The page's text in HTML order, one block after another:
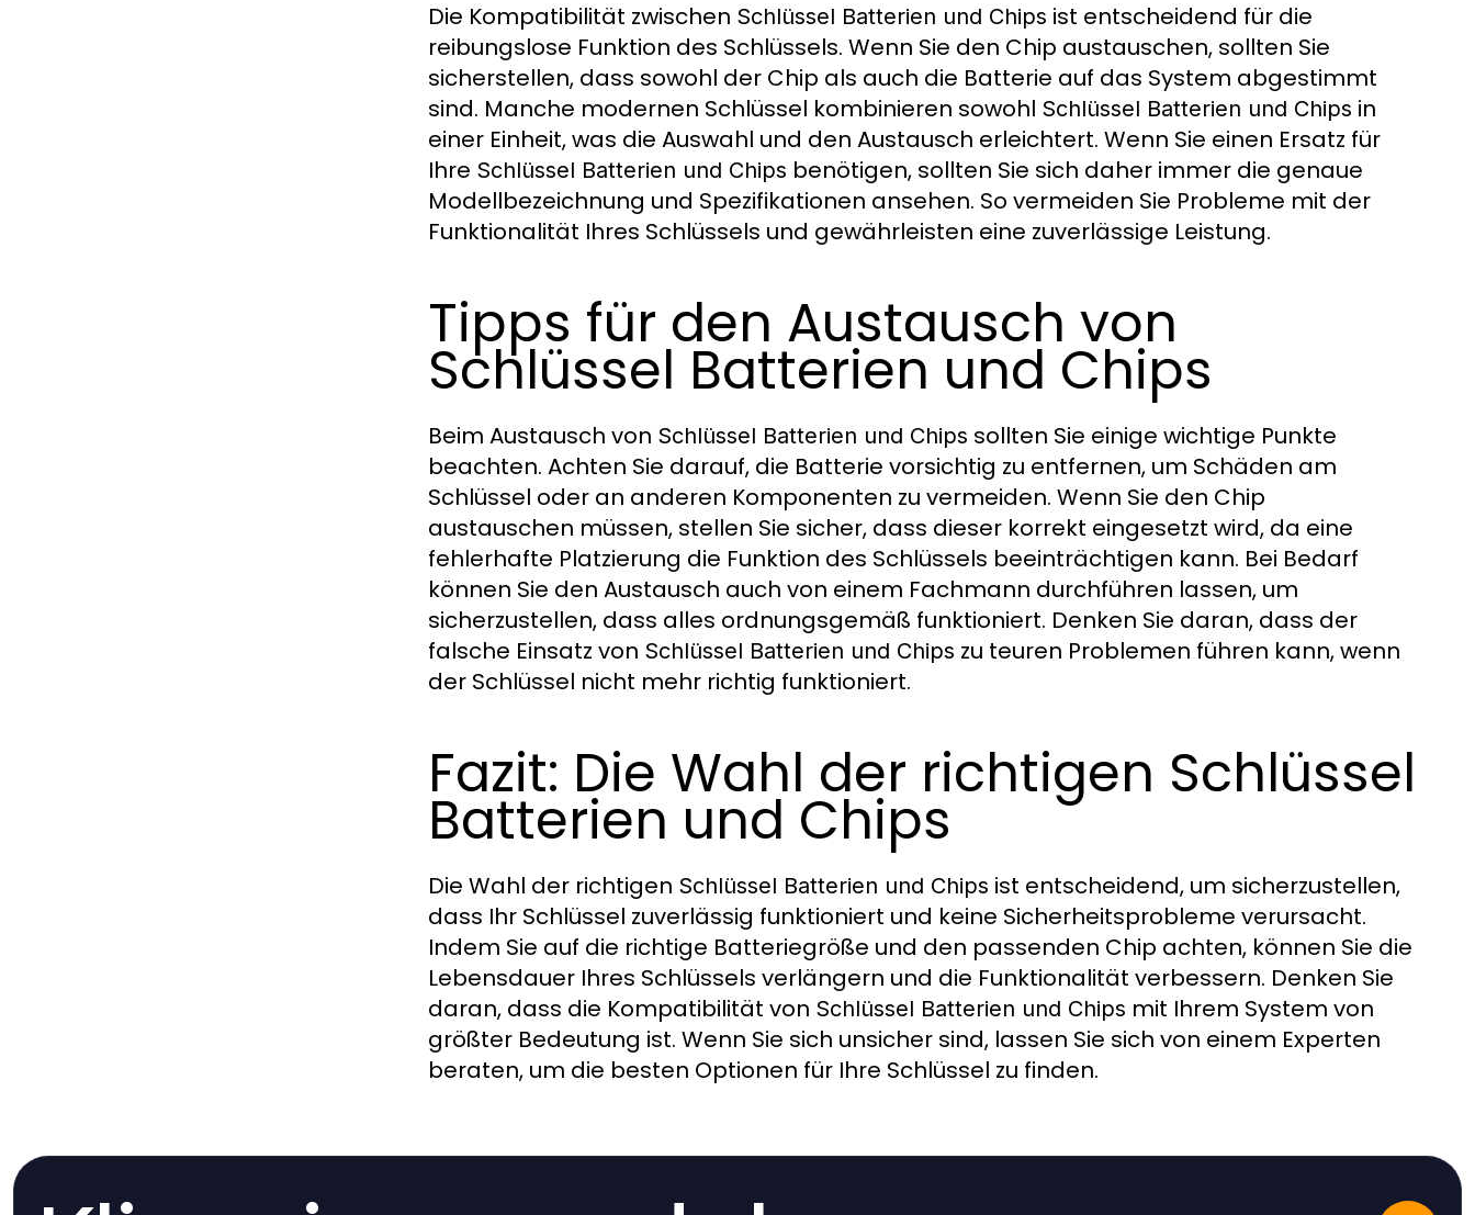
Die Kompatibilität zwischen Schlüssel Batterien und Chips ist entscheidend für die
reibungslose Funktion des Schlüssels. Wenn Sie den Chip austauschen, sollten Sie
sicherstellen, dass sowohl der Chip als auch die Batterie auf das System abgestimmt
sind. Manche modernen Schlüssel kombinieren sowohl Schlüssel Batterien und Chips in
einer Einheit, was die Auswahl und den Austausch erleichtert. Wenn Sie einen Ersatz für
Ihre Schlüssel Batterien und Chips benötigen, sollten Sie sich daher immer die genaue
Modellbezeichnung und Spezifikationen ansehen. So vermeiden Sie Probleme mit der
Funktionalität Ihres Schlüssels und gewährleisten eine zuverlässige Leistung.
Tipps für den Austausch von
Schlüssel Batterien und Chips
Beim Austausch von Schlüssel Batterien und Chips sollten Sie einige wichtige Punkte
beachten. Achten Sie darauf, die Batterie vorsichtig zu entfernen, um Schäden am
Schlüssel oder an anderen Komponenten zu vermeiden. Wenn Sie den Chip
austauschen müssen, stellen Sie sicher, dass dieser korrekt eingesetzt wird, da eine
fehlerhafte Platzierung die Funktion des Schlüssels beeinträchtigen kann. Bei Bedarf
können Sie den Austausch auch von einem Fachmann durchführen lassen, um
sicherzustellen, dass alles ordnungsgemäß funktioniert. Denken Sie daran, dass der
falsche Einsatz von Schlüssel Batterien und Chips zu teuren Problemen führen kann, wenn
der Schlüssel nicht mehr richtig funktioniert.
Fazit: Die Wahl der richtigen Schlüssel
Batterien und Chips
Die Wahl der richtigen Schlüssel Batterien und Chips ist entscheidend, um sicherzustellen,
dass Ihr Schlüssel zuverlässig funktioniert und keine Sicherheitsprobleme verursacht.
Indem Sie auf die richtige Batteriegröße und den passenden Chip achten, können Sie die
Lebensdauer Ihres Schlüssels verlängern und die Funktionalität verbessern. Denken Sie
daran, dass die Kompatibilität von Schlüssel Batterien und Chips mit Ihrem System von
größter Bedeutung ist. Wenn Sie sich unsicher sind, lassen Sie sich von einem Experten
beraten, um die besten Optionen für Ihre Schlüssel zu finden.